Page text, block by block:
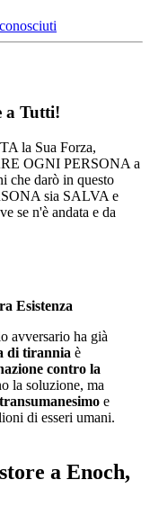
a Tutti!
la Sua Forza,
OGNI PERSONA a
che darò in questo
sia SALVA e
se n'è andata e da
Esistenza
avversario ha già
di tirannia è
contro la
la soluzione, ma
transumanesimo e
di esseri umani.
a Enoch,